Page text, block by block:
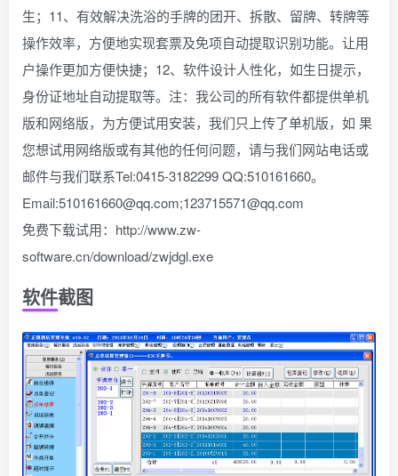
生；11、有效解决洗浴的手牌的团开、拆散、留牌、转牌等
操作效率，方便地实现套票及免项自动提取识别功能。让用
户操作更加方便快捷；12、软件设计人性化，如生日提示，
身份证地址自动提取等。注：我公司的所有软件都提供单机
版和网络版，为方便试用安装，我们只上传了单机版，如 果
您想试用网络版或有其他的任何问题，请与我们网站电话或
邮件与我们联系Tel:0415-3182299 QQ:510161660。
Email:510161660@qq.com;123715571@qq.com
免费下载试用：http://www.zw-
software.cn/download/zwjdgl.exe
软件截图